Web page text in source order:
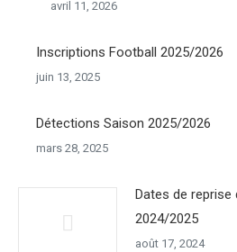
avril 11, 2026
Inscriptions Football 2025/2026
juin 13, 2025
Détections Saison 2025/2026
mars 28, 2025
Dates de reprise
2024/2025
août 17, 2024